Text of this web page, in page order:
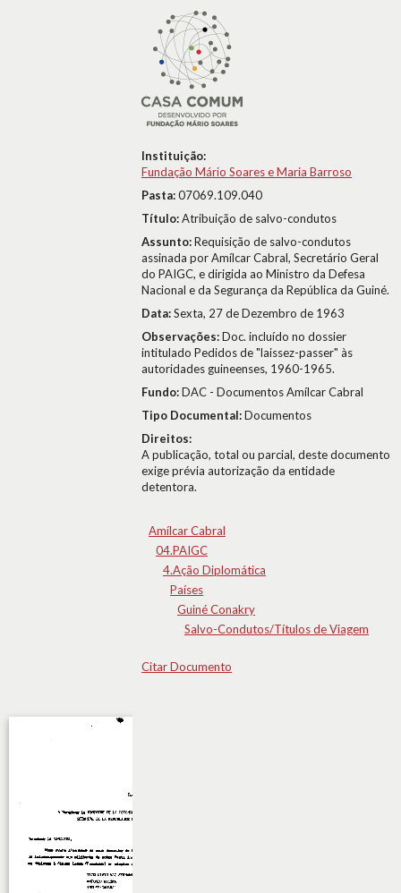
Instituição:
Fundação Mário Soares e Maria Barroso
Pasta:07069.109.040
Título:Atribuição de salvo-condutos
Assunto:Requisição de salvo-condutos
assinada por Amílcar Cabral, Secretário Geral
do PAIGC, e dirigida ao Ministro da Defesa
Nacional e da Segurança da República da Guiné.
Data:Sexta, 27 de Dezembro de 1963
Observações:Doc. incluído no dossier
intitulado Pedidos de "laissez-passer" às
autoridades guineenses, 1960-1965.
Fundo:DAC - Documentos Amílcar Cabral
Tipo Documental:Documentos
Direitos:
A publicação, total ou parcial, deste documento
exige prévia autorização da entidade
detentora.
Amílcar Cabral
04.PAIGC
4.Ação Diplomática
Países
Guiné Conakry
Salvo-Condutos/Títulos de Viagem
Citar Documento